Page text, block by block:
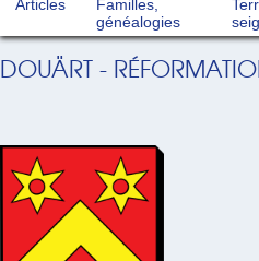
Articles
Familles,
généalogies
DOUÄRT -